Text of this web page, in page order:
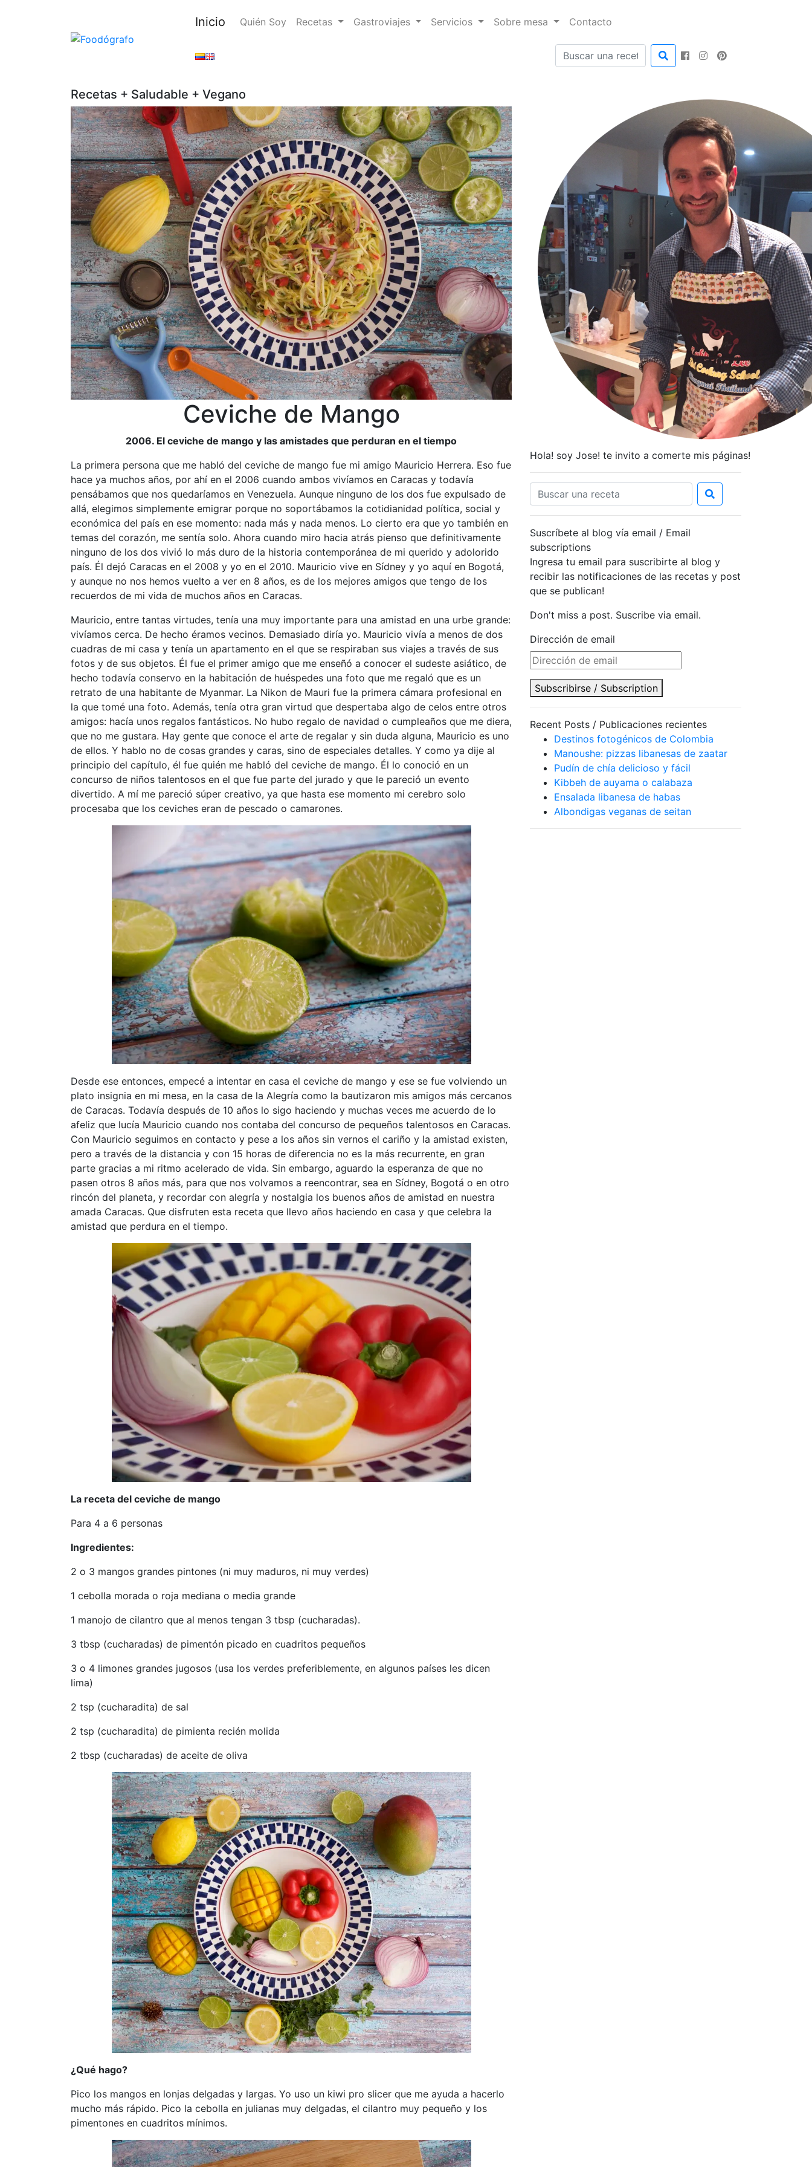
Inicio Quién Soy Recetas Gastroviajes Servicios Sobre mesa Contacto
Recetas + Saludable + Vegano
Ceviche de Mango
2006. El ceviche de mango y las amistades que perduran en el tiempo
La primera persona que me habló del ceviche de mango fue mi amigo Mauricio Herrera. Eso fue
hace ya muchos años, por ahí en el 2006 cuando ambos vivíamos en Caracas y todavía
pensábamos que nos quedaríamos en Venezuela. Aunque ninguno de los dos fue expulsado de
allá, elegimos simplemente emigrar porque no soportábamos la cotidianidad política, social y
económica del país en ese momento: nada más y nada menos. Lo cierto era que yo también en
temas del corazón, me sentía solo. Ahora cuando miro hacia atrás pienso que definitivamente
ninguno de los dos vivió lo más duro de la historia contemporánea de mi querido y adolorido
país. Él dejó Caracas en el 2008 y yo en el 2010. Mauricio vive en Sídney y yo aquí en Bogotá,
y aunque no nos hemos vuelto a ver en 8 años, es de los mejores amigos que tengo de los
recuerdos de mi vida de muchos años en Caracas.
Mauricio, entre tantas virtudes, tenía una muy importante para una amistad en una urbe grande:
vivíamos cerca. De hecho éramos vecinos. Demasiado diría yo. Mauricio vivía a menos de dos
cuadras de mi casa y tenía un apartamento en el que se respiraban sus viajes a través de sus
fotos y de sus objetos. Él fue el primer amigo que me enseñó a conocer el sudeste asiático, de
hecho todavía conservo en la habitación de huéspedes una foto que me regaló que es un
retrato de una habitante de Myanmar. La Nikon de Mauri fue la primera cámara profesional en
la que tomé una foto. Además, tenía otra gran virtud que despertaba algo de celos entre otros
amigos: hacía unos regalos fantásticos. No hubo regalo de navidad o cumpleaños que me diera,
que no me gustara. Hay gente que conoce el arte de regalar y sin duda alguna, Mauricio es uno
de ellos. Y hablo no de cosas grandes y caras, sino de especiales detalles. Y como ya dije al
principio del capítulo, él fue quién me habló del ceviche de mango. Él lo conoció en un
concurso de niños talentosos en el que fue parte del jurado y que le pareció un evento
divertido. A mí me pareció súper creativo, ya que hasta ese momento mi cerebro solo
procesaba que los ceviches eran de pescado o camarones.
Desde ese entonces, empecé a intentar en casa el ceviche de mango y ese se fue volviendo un
plato insignia en mi mesa, en la casa de la Alegría como la bautizaron mis amigos más cercanos
de Caracas. Todavía después de 10 años lo sigo haciendo y muchas veces me acuerdo de lo
afeliz que lucía Mauricio cuando nos contaba del concurso de pequeños talentosos en Caracas.
Con Mauricio seguimos en contacto y pese a los años sin vernos el cariño y la amistad existen,
pero a través de la distancia y con 15 horas de diferencia no es la más recurrente, en gran
parte gracias a mi ritmo acelerado de vida. Sin embargo, aguardo la esperanza de que no
pasen otros 8 años más, para que nos volvamos a reencontrar, sea en Sídney, Bogotá o en otro
rincón del planeta, y recordar con alegría y nostalgia los buenos años de amistad en nuestra
amada Caracas. Que disfruten esta receta que llevo años haciendo en casa y que celebra la
amistad que perdura en el tiempo.
La receta del ceviche de mango
Para 4 a 6 personas
Ingredientes:
2 o 3 mangos grandes pintones (ni muy maduros, ni muy verdes)
1 cebolla morada o roja mediana o media grande
1 manojo de cilantro que al menos tengan 3 tbsp (cucharadas).
3 tbsp (cucharadas) de pimentón picado en cuadritos pequeños
3 o 4 limones grandes jugosos (usa los verdes preferiblemente, en algunos países les dicen
lima)
2 tsp (cucharadita) de sal
2 tsp (cucharadita) de pimienta recién molida
2 tbsp (cucharadas) de aceite de oliva
¿Qué hago?
Pico los mangos en lonjas delgadas y largas. Yo uso un kiwi pro slicer que me ayuda a hacerlo
mucho más rápido. Pico la cebolla en julianas muy delgadas, el cilantro muy pequeño y los
pimentones en cuadritos mínimos.
Hola! soy Jose! te invito a comerte mis páginas!
Suscríbete al blog vía email / Email
subscriptions
Ingresa tu email para suscribirte al blog y
recibir las notificaciones de las recetas y post
que se publican!
Don't miss a post. Suscribe via email.
Dirección de email
Subscribirse / Subscription
Recent Posts / Publicaciones recientes
Destinos fotogénicos de Colombia
Manoushe: pizzas libanesas de zaatar
Pudín de chía delicioso y fácil
Kibbeh de auyama o calabaza
Ensalada libanesa de habas
Albondigas veganas de seitan